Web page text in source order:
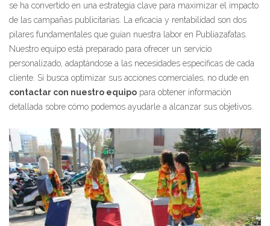
se ha convertido en una estrategia clave para maximizar el impacto
de las campañas publicitarias. La eficacia y rentabilidad son dos
pilares fundamentales que guían nuestra labor en Publiazafatas.
Nuestro equipo está preparado para ofrecer un servicio
personalizado, adaptándose a las necesidades específicas de cada
cliente. Si busca optimizar sus acciones comerciales, no dude en
contactar con nuestro equipo para obtener información
detallada sobre cómo podemos ayudarle a alcanzar sus objetivos.